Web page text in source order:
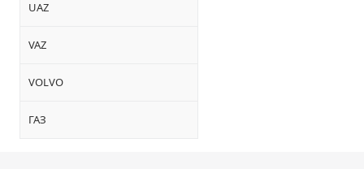
UAZ
VAZ
VOLVO
ГАЗ